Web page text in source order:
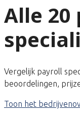
Alle 20
Vergelijk payroll
beoordelingen,
Toon het